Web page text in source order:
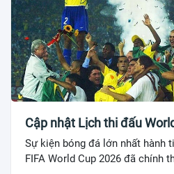
Cập nhật Lịch thi đấu
Sự kiện bóng đá lớn nhất hành
FIFA World Cup 2026 đã chính